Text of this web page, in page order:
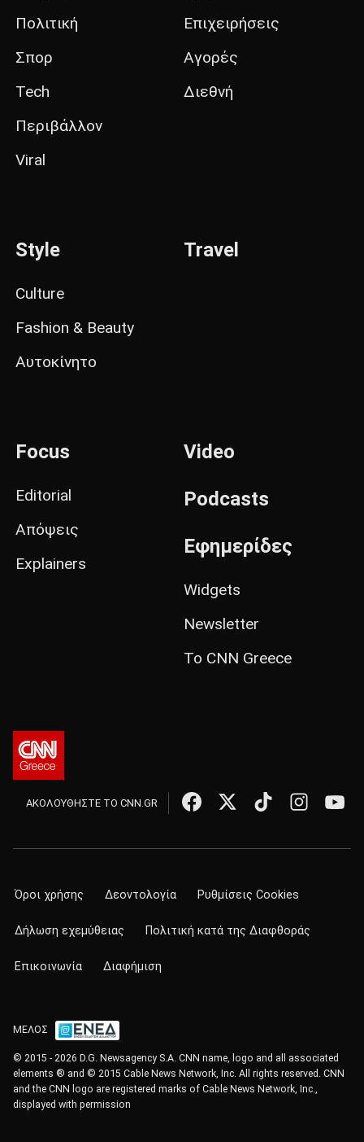
Πολιτική
Σπορ
Tech
Περιβάλλον
Viral
Επιχειρήσεις
Αγορές
Διεθνή
Style
Culture
Fashion & Beauty
Αυτοκίνητο
Travel
Focus
Editorial
Απόψεις
Explainers
Video
Podcasts
Εφημερίδες
Widgets
Newsletter
Το CNN Greece
ΑΚΟΛΟΥΘΗΣΤΕ ΤΟ CNN.GR
Όροι χρήσης Δεοντολογία Ρυθμίσεις Cookies
Δήλωση εχεμύθειας Πολιτική κατά της Διαφθοράς
Επικοινωνία Διαφήμιση
ΜΕΛΟΣ
© 2015 - 2026 D.G. Newsagency S.A. CNN name, logo and all associated
elements ® and © 2015 Cable News Network, Inc. All rights reserved. CNN
and the CNN logo are registered marks of Cable News Network, Inc.,
displayed with permission